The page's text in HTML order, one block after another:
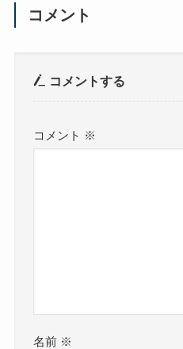
コメント
コメントする
コメント ※
名前 ※